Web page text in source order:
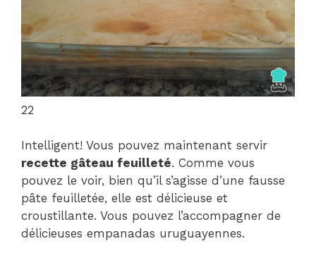
22
Intelligent! Vous pouvez maintenant servir
recette gâteau feuilleté. Comme vous
pouvez le voir, bien qu’il s’agisse d’une fausse
pâte feuilletée, elle est délicieuse et
croustillante. Vous pouvez l’accompagner de
délicieuses empanadas uruguayennes.